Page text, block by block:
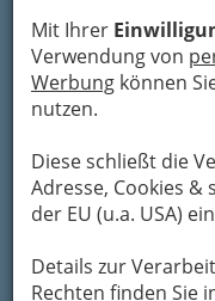
Mit Ihrer
Verwendung von
Werbung können
nutzen.
Diese schließt die
Adresse, Cookies
der EU (u.a. USA)
Details zur
Rechten finden Sie
Conrad-von-
+43 05 96 69-223
Karte